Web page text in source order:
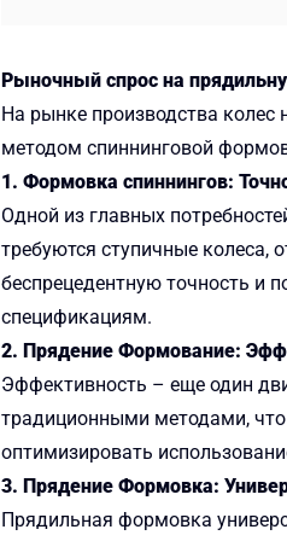
Рыночный спрос на
На рынке производства колес
методом спиннинговой
1. Формовка спиннингов:
Одной из главных
требуются ступичные колеса,
беспрецедентную точность и
спецификациям.
2. Прядение Формование:
Эффективность – еще один
традиционными методами,
оптимизировать
3. Прядение Формовка:
Прядильная формовка